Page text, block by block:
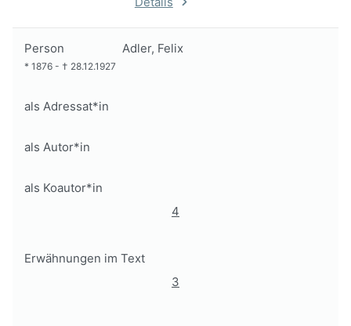
Person Adler, Felix
* 1876 - † 28.12.1927
als Adressat*in
als Autor*in
als Koautor*in
4
Erwähnungen im Text
3